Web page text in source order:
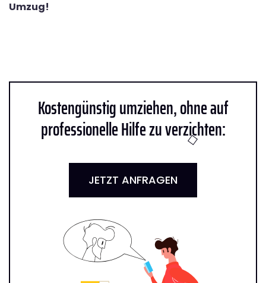
Umzug!
Kostengünstig umziehen, ohne auf
professionelle Hilfe zu verzichten:
JETZT ANFRAGEN